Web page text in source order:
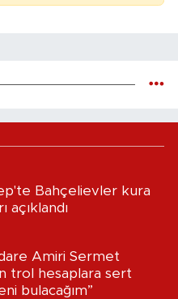
Bahçelievler kura
açıklandı
Amiri Sermet
trol hesaplara sert
bulacağım”